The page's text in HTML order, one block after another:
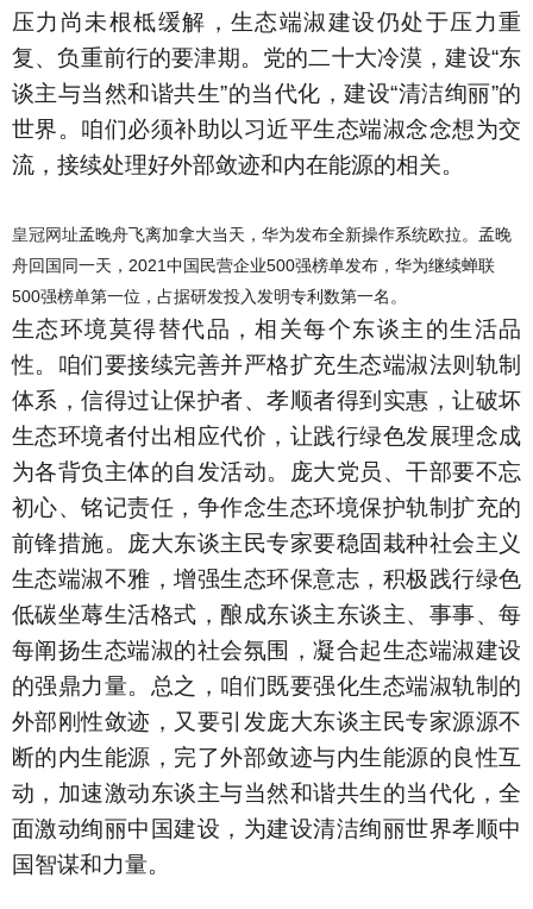
压力尚未根柢缓解，生态端淑建设仍处于压力重
复、负重前行的要津期。党的二十大冷漠，建设“东
谈主与当然和谐共生”的当代化，建设“清洁绚丽”的
世界。咱们必须补助以习近平生态端淑念念想为交
流，接续处理好外部敛迹和内在能源的相关。
皇冠网址孟晚舟飞离加拿大当天，华为发布全新操作系统欧拉。孟晚
舟回国同一天，2021中国民营企业500强榜单发布，华为继续蝉联
500强榜单第一位，占据研发投入发明专利数第一名。
生态环境莫得替代品，相关每个东谈主的生活品
性。咱们要接续完善并严格扩充生态端淑法则轨制
体系，信得过让保护者、孝顺者得到实惠，让破坏
生态环境者付出相应代价，让践行绿色发展理念成
为各背负主体的自发活动。庞大党员、干部要不忘
初心、铭记责任，争作念生态环境保护轨制扩充的
前锋措施。庞大东谈主民专家要稳固栽种社会主义
生态端淑不雅，增强生态环保意志，积极践行绿色
低碳坐蓐生活格式，酿成东谈主东谈主、事事、每
每阐扬生态端淑的社会氛围，凝合起生态端淑建设
的强鼎力量。总之，咱们既要强化生态端淑轨制的
外部刚性敛迹，又要引发庞大东谈主民专家源源不
断的内生能源，完了外部敛迹与内生能源的良性互
动，加速激动东谈主与当然和谐共生的当代化，全
面激动绚丽中国建设，为建设清洁绚丽世界孝顺中
国智谋和力量。